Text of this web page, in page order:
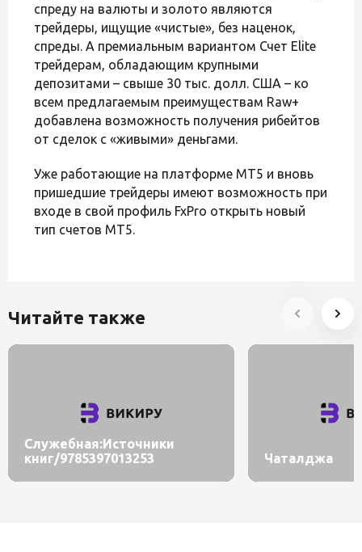
спреду на валюты и золото являются
трейдеры, ищущие «чистые», без наценок,
спреды. А премиальным вариантом Счет Elite
трейдерам, обладающим крупными
депозитами – свыше 30 тыс. долл. США – ко
всем предлагаемым преимуществам Raw+
добавлена возможность получения рибейтов
от сделок с «живыми» деньгами.
Уже работающие на платформе MT5 и вновь
пришедшие трейдеры имеют возможность при
входе в свой профиль FxPro открыть новый
тип счетов MT5.
Читайте также
Служебная:Источники
книг/9785397013253
Чаталджа